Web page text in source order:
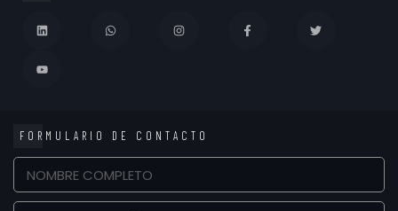
FORMULARIO DE CONTACTO